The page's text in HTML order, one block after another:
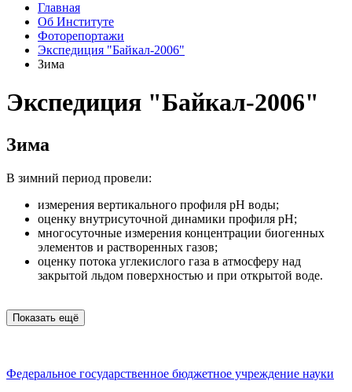
Главная
Об Институте
Фоторепортажи
Экспедиция "Байкал-2006"
Зима
Экспедиция "Байкал-2006"
Зима
В зимний период провели:
измерения вертикального профиля рН воды;
оценку внутрисуточной динамики профиля рН;
многосуточные измерения концентрации биогенных
элементов и растворенных газов;
оценку потока углекислого газа в атмосферу над
закрытой льдом поверхностью и при открытой воде.
Показать ещё
Федеральное государственное бюджетное учреждение науки